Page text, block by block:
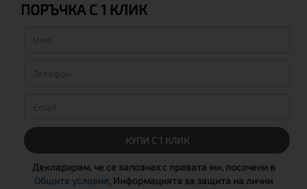
ПОРЪЧКА С 1 КЛИК
КУПИ С 1 КЛИК
Декларирам, че се запознах с правата ми, посочени в
Общите условия, Информацията за защита на лични